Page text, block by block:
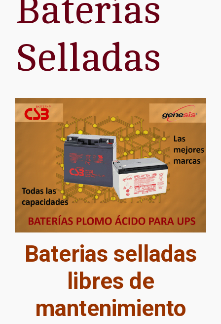
Baterías
Selladas
Baterias selladas
libres de
mantenimiento